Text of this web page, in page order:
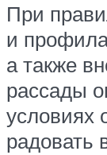
При
и
а также
рассады
условиях
радовать